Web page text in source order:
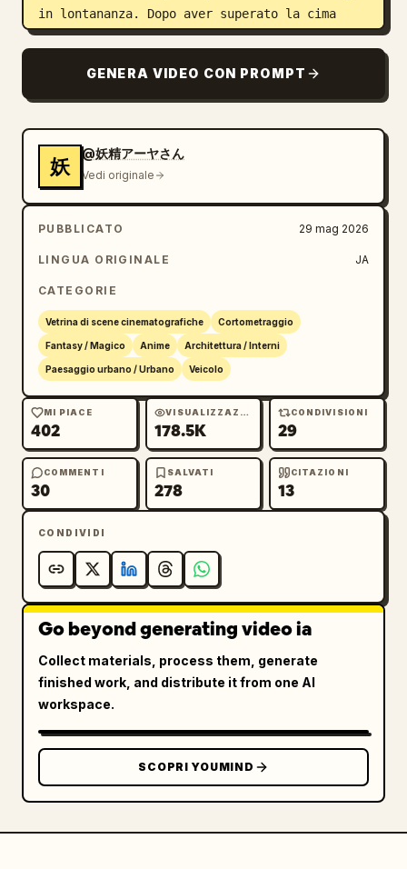
in lontananza. Dopo aver superato la cima
della torre, la telecamera vira bruscamente a
torre della cattedrale al centro dello
schermo, ruota dinamicamente in senso orario,
il mare blu, i ponti, le strutture portuali e
le montagne lontane in modo fluido.
Successivamente, la telecamera passa sopra la
città sulla destra ad alta velocità e scende
dolcemente lungo la traiettoria della linea
rossa. Scivola bassa sopra le strade dei
decorazioni dorate, volando verso il grande
edificio con tetto in vetro e la strada lato
porto in primo piano a destra. Il video è
cinematografico, ad altissima definizione,
con movimenti di camera fluidi, un forte
senso di velocità, motion blur naturale,
atmosfera realistica, riflessi sull'acqua,
luce solare, nuvole tridimensionali e pone
l'accento sulla scala di una grandiosa città
portuale fantasy. Non visualizzare linee
guida rosse, frecce, segni disegnati a mano,
annotazioni o testo.
GENERA VIDEO CON PROMPT
妖
@妖精アーヤさん
Vedi originale
PUBBLICATO 29 mag 2026
LINGUA ORIGINALE JA
CATEGORIE
Vetrina di scene cinematografiche Cortometraggio
Fantasy / Magico Anime Architettura / Interni
Paesaggio urbano / Urbano Veicolo
MI PIACE
402
VISUALIZZAZIONI
178.5K
CONDIVISIONI
29
COMMENTI
30
SALVATI
278
CITAZIONI
13
CONDIVIDI
Go beyond generating video ia
Collect materials, process them, generate
finished work, and distribute it from one AI
workspace.
SCOPRI YOUMIND